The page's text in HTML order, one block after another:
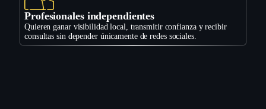
Profesionales independientes
Quieren ganar visibilidad local, transmitir confianza y recibir
consultas sin depender únicamente de redes sociales.